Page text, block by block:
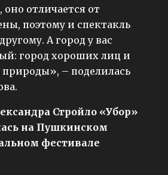
оно отличается от
поэтому и спектакль
А город у вас
город хороших лиц и
– поделилась
Стройло «Убор»
на Пушкинском
фестивале